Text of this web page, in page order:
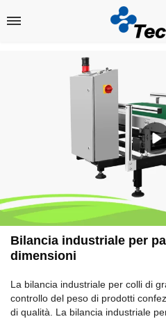
Bilancia industriale per
dimensioni
La bilancia industriale per colli di
controllo del peso di prodotti
di qualità. La bilancia industriale